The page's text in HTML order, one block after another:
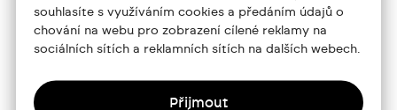
souhlasíte s využíváním cookies a předáním údajů o
chování na webu pro zobrazení cílené reklamy na
sociálních sítích a reklamních sítích na dalších webech.
Přijmout
Portfolio
Služby